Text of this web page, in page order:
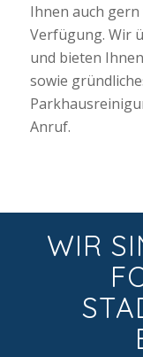
Ihnen auch
Verfügung. Wir
und bieten
sowie
Anruf.
WIR